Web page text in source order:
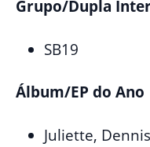
Grupo/Dupla
SB19
Álbum/EP do Ano
Juliette,